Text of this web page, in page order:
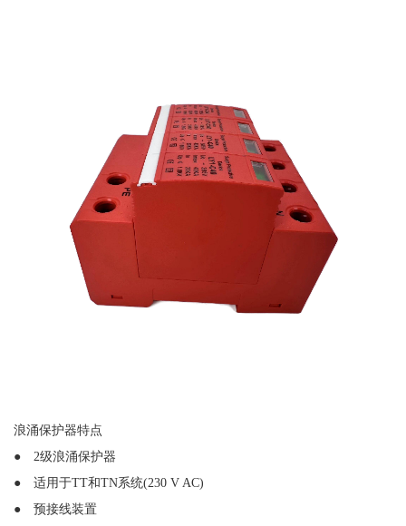
浪涌保护器特点
● 2级浪涌保护器
● 适用于TT和TN系统(230 V AC)
● 预接线装置